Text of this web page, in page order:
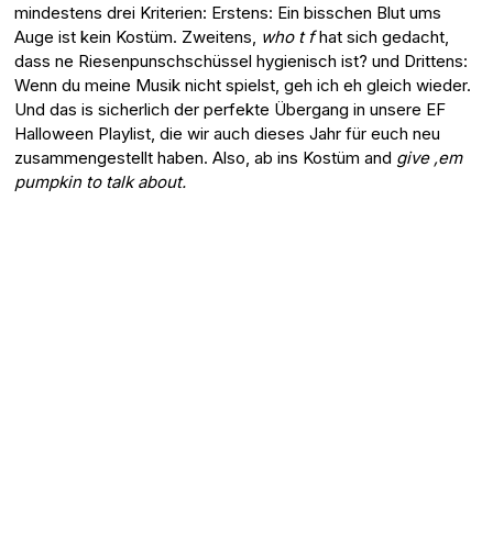
mindestens drei Kriterien: Erstens: Ein bisschen Blut ums
Auge ist kein Kostüm. Zweitens, who t fhat sich gedacht,
dass ne Riesenpunschschüssel hygienisch ist? und Drittens:
Wenn du meine Musik nicht spielst, geh ich eh gleich wieder.
Und das is sicherlich der perfekte Übergang in unsere EF
Halloween Playlist, die wir auch dieses Jahr für euch neu
zusammengestellt haben. Also, ab ins Kostüm and give ‚em
pumpkin to talk about.